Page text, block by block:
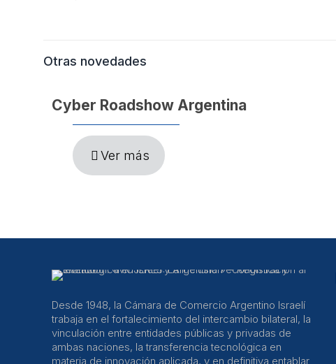
Otras novedades
Cyber Roadshow Argentina
Ver más
Desde 1948, la Cámara de Comercio Argentino Israelí
trabaja en el fortalecimiento del intercambio bilateral, la
vinculación entre entidades públicas y privadas de
ambas naciones, la transferencia tecnológica en
materia de innovación aplicada, y en definitiva entablar